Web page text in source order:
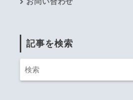
記事を検索